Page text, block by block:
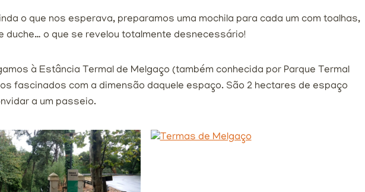
o que nos esperava, preparamos uma mochila para cada um com toalhas,
duche… o que se revelou totalmente desnecessário!
à Estância Termal de Melgaço (também conhecida por Parque Termal
fascinados com a dimensão daquele espaço. São 2 hectares de espaço
a um passeio.